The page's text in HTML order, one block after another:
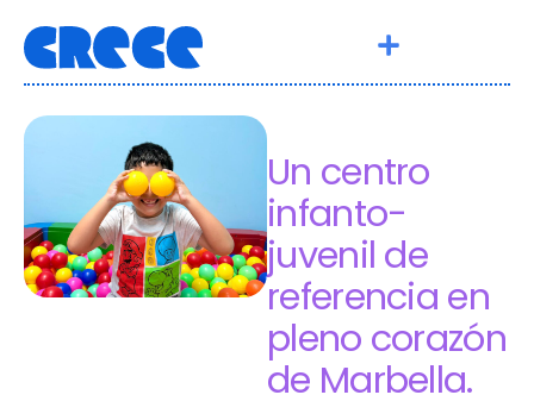
Un centro
infanto-
juvenil de
referencia en
pleno corazón
de Marbella.